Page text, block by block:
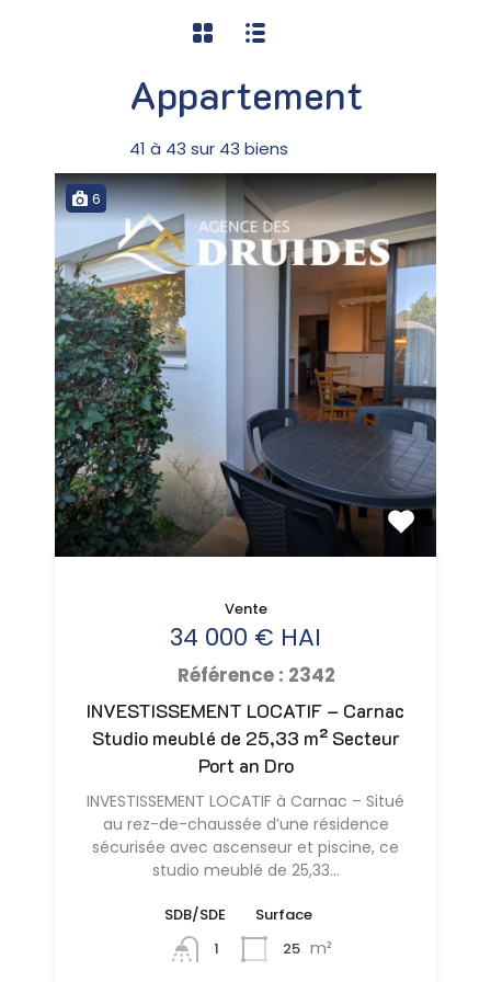
Appartement
41 à 43 sur 43 biens
6
INVESTISSEMENT LOCATIF – Carnac
Studio meublé de 25,33 m² Secteur
Port an Dro
INVESTISSEMENT LOCATIF à Carnac – Situé
au rez-de-chaussée d’une résidence
sécurisée avec ascenseur et piscine, ce
studio meublé de 25,33…
SDB/SDE
1
Surface
25 m²
Vente
34 000 € HAI
Référence : 2342